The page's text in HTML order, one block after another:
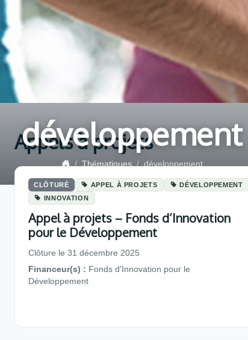
développement
Thématiques développement
Appels à projets
CLÔTURÉ APPEL À PROJETS
DÉVELOPPEMENT
INNOVATION
Appel à projets – Fonds d’Innovation
pour le Développement
Clôture le 31 décembre 2025
Financeur(s) : Fonds d'Innovation pour le
Développement